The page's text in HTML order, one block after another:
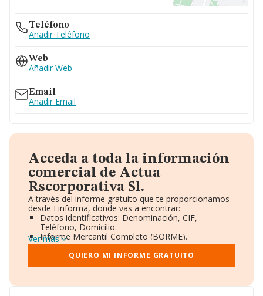
Teléfono
Añadir Teléfono
Web
Añadir Web
Email
Añadir Email
Acceda a toda la información
comercial de Actua
Rscorporativa Sl.
A través del informe gratuito que te proporcionamos
desde Einforma, donde vas a encontrar:
Datos identificativos: Denominación, CIF,
Teléfono, Domicilio.
Informe Mercantil Completo (BORME).
Gráficos de Evolución Ventas y Empleados.
Consejo de Administración y Administradores.
Directivos y Ejecutivos.
Ver más
QUIERO MI INFORME GRATUITO